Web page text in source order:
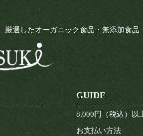
選したオーガニック食品・無添加食品
GUIDE
8,000円（税込）以
お支払い方法